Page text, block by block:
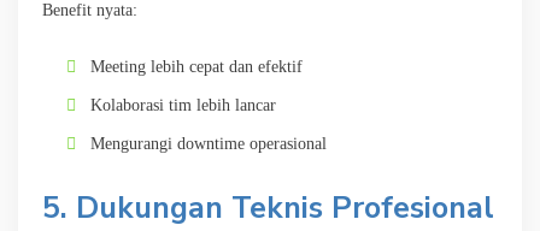
Benefit nyata:
Meeting lebih cepat dan efektif
Kolaborasi tim lebih lancar
Mengurangi downtime operasional
5. Dukungan Teknis Profesional